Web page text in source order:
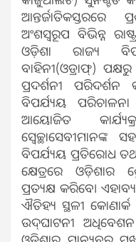
ଆନ୍ତର୍ଜାତିକସ୍ତରରେ
ଅଂଶସ୍ୱରୂପ ବିଭିନ୍ନ
ଓଡ଼ିଶା ରାଜ୍ୟ
ବାହିନୀ(ଓଡ୍ରାଫ୍)
ପ୍ରଦର୍ଶନୀ
ବିପର୍ଯ୍ୟୟ ପରିଚାଳନା
ଆୟୋଜିତ
ବିପର୍ଯ୍ୟୟ ପ୍ରତିରୋଧ
କ୍ଷେତ୍ରରେ ଓଡ଼ିଶାର
ପ୍ରତ୍ୟକ୍ଷ କରିବେ।
ଐତିହ୍ୟ ସ୍ଥଳୀ
ଉଦ୍‌ଘାଟନୀ ଅଧିବେଶନ